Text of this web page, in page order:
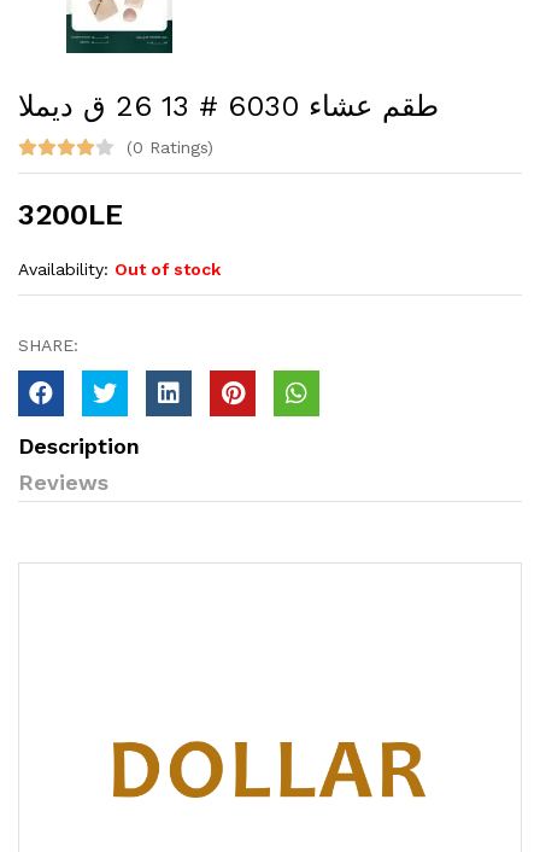
طقم عشاء 6030 # 13 26 ق ديملا
(0 Ratings)
3200LE
Availability: Out of stock
SHARE:
Description
Reviews